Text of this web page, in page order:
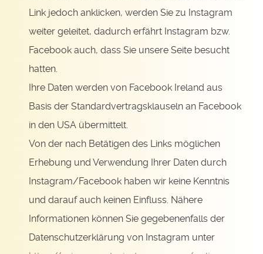
Link jedoch anklicken, werden Sie zu Instagram
weiter geleitet, dadurch erfährt Instagram bzw.
Facebook auch, dass Sie unsere Seite besucht
hatten.
Ihre Daten werden von Facebook Ireland aus
Basis der Standardvertragsklauseln an Facebook
in den USA übermittelt.
Von der nach Betätigen des Links möglichen
Erhebung und Verwendung Ihrer Daten durch
Instagram/Facebook haben wir keine Kenntnis
und darauf auch keinen Einfluss. Nähere
Informationen können Sie gegebenenfalls der
Datenschutzerklärung von Instagram unter